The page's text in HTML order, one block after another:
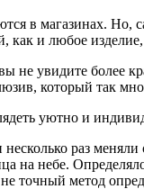
в магазинах.
и любое
не увидите
который так
уютно и
раз
на небе.
точный метод